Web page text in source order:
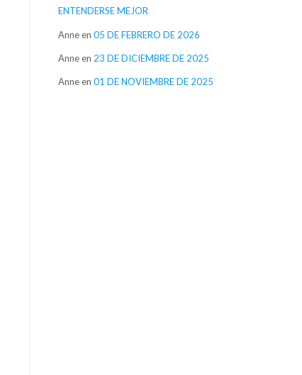
ENTENDERSE MEJOR
Anneen 05 DE FEBRERO DE 2026
Anneen 23 DE DICIEMBRE DE 2025
Anneen 01 DE NOVIEMBRE DE 2025